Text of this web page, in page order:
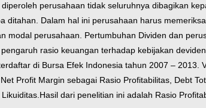
perusahaan tidak seluruhnya dibagikan
ditahan. Dalam hal ini perusahaan harus
modal perusahaan. Pertumbuhan Dividen dan
rasio keuangan terhadap kebijakan
di Bursa Efek Indonesia tahun 2007 – 2013.
Profit Margin sebagai Rasio Profitabilitas, Debt
Hasil dari penelitian ini adalah Rasio